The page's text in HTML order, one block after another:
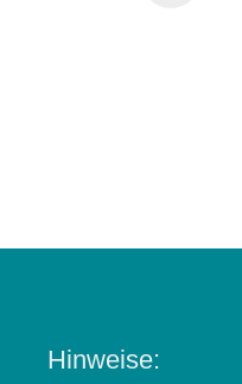
Hinweise: